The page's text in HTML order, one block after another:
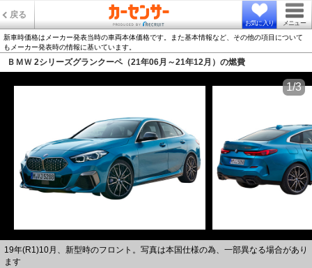
戻る
お気に入り メニュー
新車時価格はメーカー発表当時の車両本体価格です。また基本情報など、その他の項目について
もメーカー発表時の情報に基いています。
ＢＭＷ 2シリーズグランクーペ（21年06月～21年12月）の燃費
19年(R1)10月、新型時のフロント。写真は本国仕様の為、一部異なる場合があり
ます
1/3